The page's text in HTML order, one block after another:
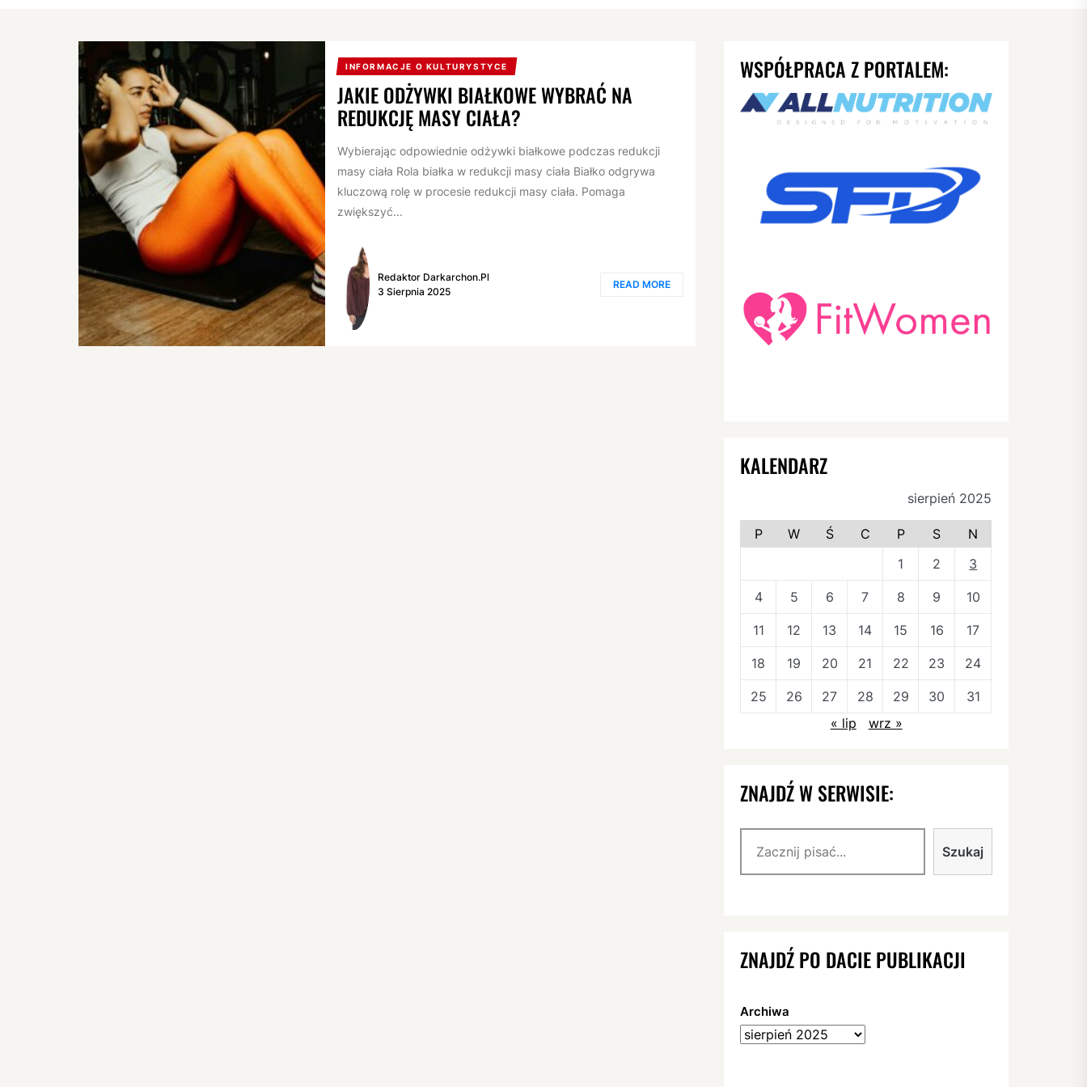
INFORMACJE O KULTURYSTYCE
JAKIE ODŻYWKI BIAŁKOWE WYBRAĆ NA
REDUKCJĘ MASY CIAŁA?
Wybierając odpowiednie odżywki białkowe podczas redukcji
masy ciała Rola białka w redukcji masy ciała Białko odgrywa
kluczową rolę w procesie redukcji masy ciała. Pomaga
zwiększyć...
Redaktor Darkarchon.pl
3 Sierpnia 2025
READ MORE
WSPÓŁPRACA Z PORTALEM:
KALENDARZ
sierpień 2025
P W Ś C P S
N
1
2 3
4 5 6 7 8 9 10
11 12 13 14 15 16 17
18 19 20 21 22 23 24
25 26 27 28 29 30
31
« lip
wrz »
ZNAJDŹ W SERWISIE:
Szukaj
ZNAJDŹ PO DACIE PUBLIKACJI
Archiwa